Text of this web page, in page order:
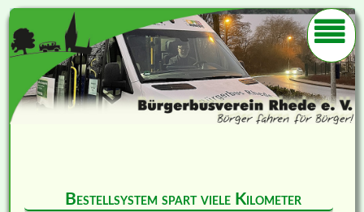
Bestellsystem spart viele Kilometer